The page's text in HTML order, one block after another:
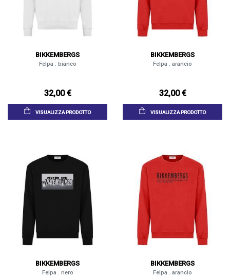
BIKKEMBERGS
Felpa . bianco
32,00 €
VISUALIZZA PRODOTTO
BIKKEMBERGS
Felpa . arancio
32,00 €
VISUALIZZA PRODOTTO
BIKKEMBERGS
Felpa . nero
BIKKEMBERGS
Felpa . arancio